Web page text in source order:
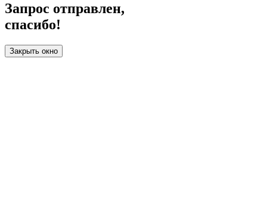
Запрос отправлен,
спасибо!
Закрыть окно